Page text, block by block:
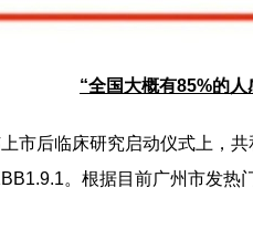
“全国大概有85%的人
市后临床研究启动仪式上，
。根据目前广州市发